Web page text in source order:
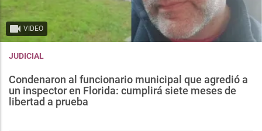
VIDEO
JUDICIAL
Condenaron al funcionario municipal que agredió a
un inspector en Florida: cumplirá siete meses de
libertad a prueba